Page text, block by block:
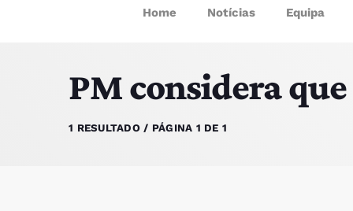
Home Notícias Equipa
PM considera
1 RESULTADO / PÁGINA 1 DE 1